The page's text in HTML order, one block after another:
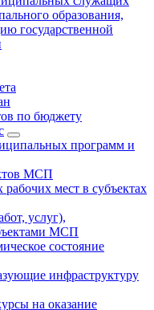
образования,
государственной
по бюджету
программ и
МСП
мест в субъектах
услуг),
МСП
состояние
инфраструктуру
на оказание